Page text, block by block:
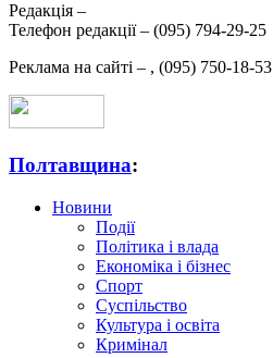
Редакція –
Телефон редакції – (095) 794-29-25
Реклама на сайті – , (095) 750-18-53
Полтавщина:
Новини
Події
Політика і влада
Економіка і бізнес
Спорт
Суспільство
Культура і освіта
Кримінал